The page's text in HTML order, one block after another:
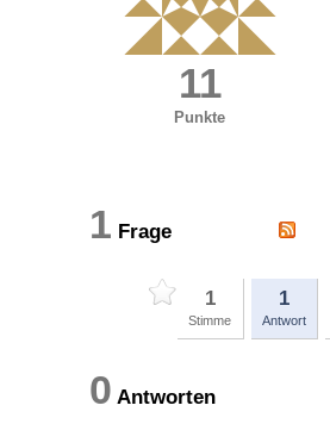
11
Punkte
1 Frage
1
Stimme
1
Antwort
0 Antworten